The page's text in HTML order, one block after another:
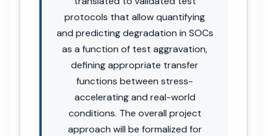
protocols that allow quantifying
and predicting degradation in SOCs
as a function of test aggravation,
defining appropriate transfer
functions between stress-
accelerating and real-world
conditions. The overall project
approach will be formalized for